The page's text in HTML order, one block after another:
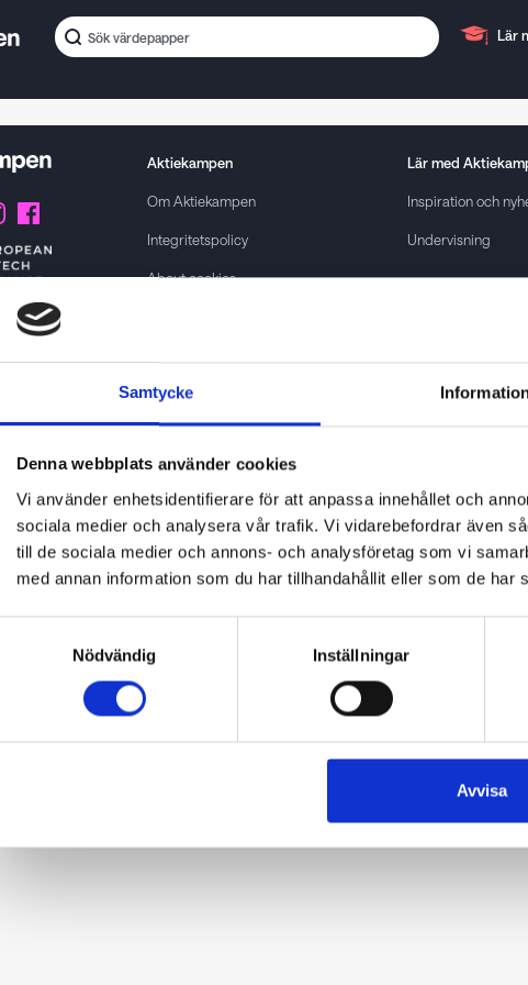
Samtycke
Denna webbplats använder cookies
Vi använder enhetsidentifierare för att anpassa innehållet och
sociala medier och analysera vår trafik. Vi vidarebefordrar även
till de sociala medier och annons- och analysföretag som vi
med annan information som du har tillhandahållit eller som de har
Nödvändig
Inställningar
Avvisa
Lär
Aktiekampen
Om Aktiekampen
Integritetspolicy
About cookies
Kontakta oss
Lär med
Inspiration och
Undervisning